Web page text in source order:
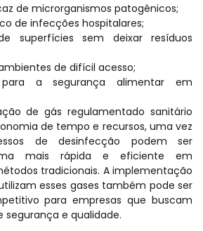
de microrganismos patogênicos;
de infecções hospitalares;
superfícies sem deixar resíduos
de difícil acesso;
para a segurança alimentar em
de gás regulamentado sanitário
de tempo e recursos, uma vez
de desinfecção podem ser
mais rápida e eficiente em
tradicionais. A implementação
esses gases também pode ser
para empresas que buscam
segurança e qualidade.